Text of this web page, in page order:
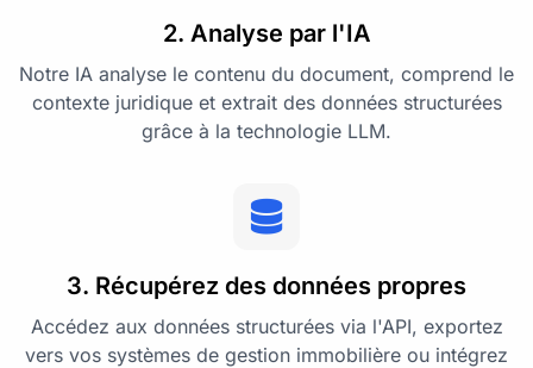
2. Analyse par l'IA
Notre IA analyse le contenu du document, comprend le
contexte juridique et extrait des données structurées
grâce à la technologie LLM.
3. Récupérez des données propres
Accédez aux données structurées via l'API, exportez
vers vos systèmes de gestion immobilière ou intégrez